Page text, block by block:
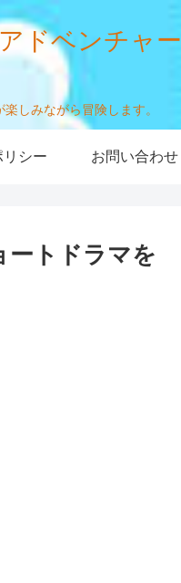
ドベンチャー
しみながら冒険します。
リシー お問い合わせ
ートドラマを